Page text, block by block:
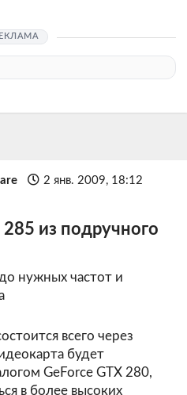
2 янв. 2009, 18:12
285 из подручного
нужных частот и
всего через
будет
GeForce GTX 280,
в более высоких